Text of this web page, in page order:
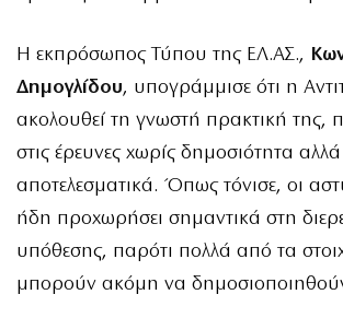
Η εκπρόσωπος Τύπου της ΕΛ.ΑΣ.,
Δημογλίδου, υπογράμμισε ότι η
ακολουθεί τη γνωστή πρακτική της,
στις έρευνες χωρίς δημοσιότητα
αποτελεσματικά. Όπως τόνισε, οι
ήδη προχωρήσει σημαντικά στη
υπόθεσης, παρότι πολλά από τα
μπορούν ακόμη να